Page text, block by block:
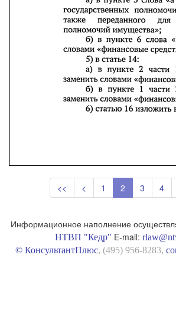
<< < 1 2 3 4
Информационное наполнение
НТВП "Кедр" E-mail:
© КонсультантПлюс, (495) 956-8283,